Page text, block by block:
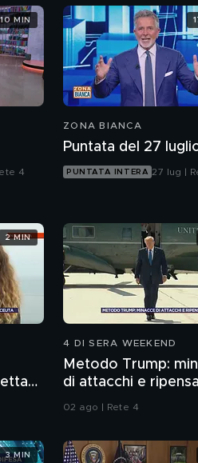
4
10 MIN
ZONA BIANCA
Puntata del 27
PUNTATA INTERA 27 lug |
2 MIN
4 DI SERA WEEKEND
Metodo Trump:
di attacchi e
02 ago | Rete 4
3 MIN